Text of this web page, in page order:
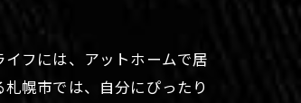
フには、アットホームで居
幌市では、自分にぴったり